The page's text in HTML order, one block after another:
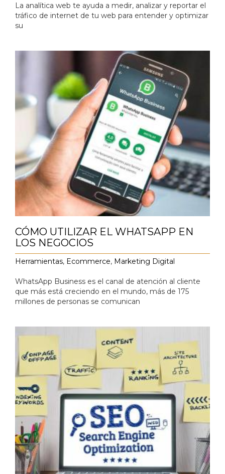
La analítica web te ayuda a medir, analizar y reportar el
tráfico de internet de tu web para entender y optimizar
su
CÓMO UTILIZAR EL WHATSAPP EN
LOS NEGOCIOS
Herramientas, Ecommerce, Marketing Digital
‍WhatsApp Business es el canal de atención al cliente
que más está creciendo en el mundo, más de 175
millones de personas se comunican